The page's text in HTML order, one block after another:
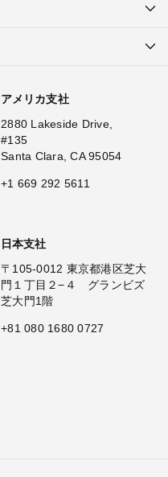
アメリカ支社
2880 Lakeside Drive,
#135
Santa Clara, CA 95054
+1 669 292 5611
日本支社
〒105-0012 東京都港区芝大
門１丁目２−４ グランビズ
芝大門1階
+81 080 1680 0727